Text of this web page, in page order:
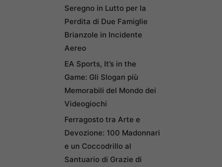
Seregno in Lutto per la
Perdita di Due Famiglie
Brianzole in Incidente
Aereo
EA Sports, It’s in the
Game: Gli Slogan più
Memorabili del Mondo dei
Videogiochi
Ferragosto tra Arte e
Devozione: 100 Madonnari
e un Coccodrillo al
Santuario di Grazie di